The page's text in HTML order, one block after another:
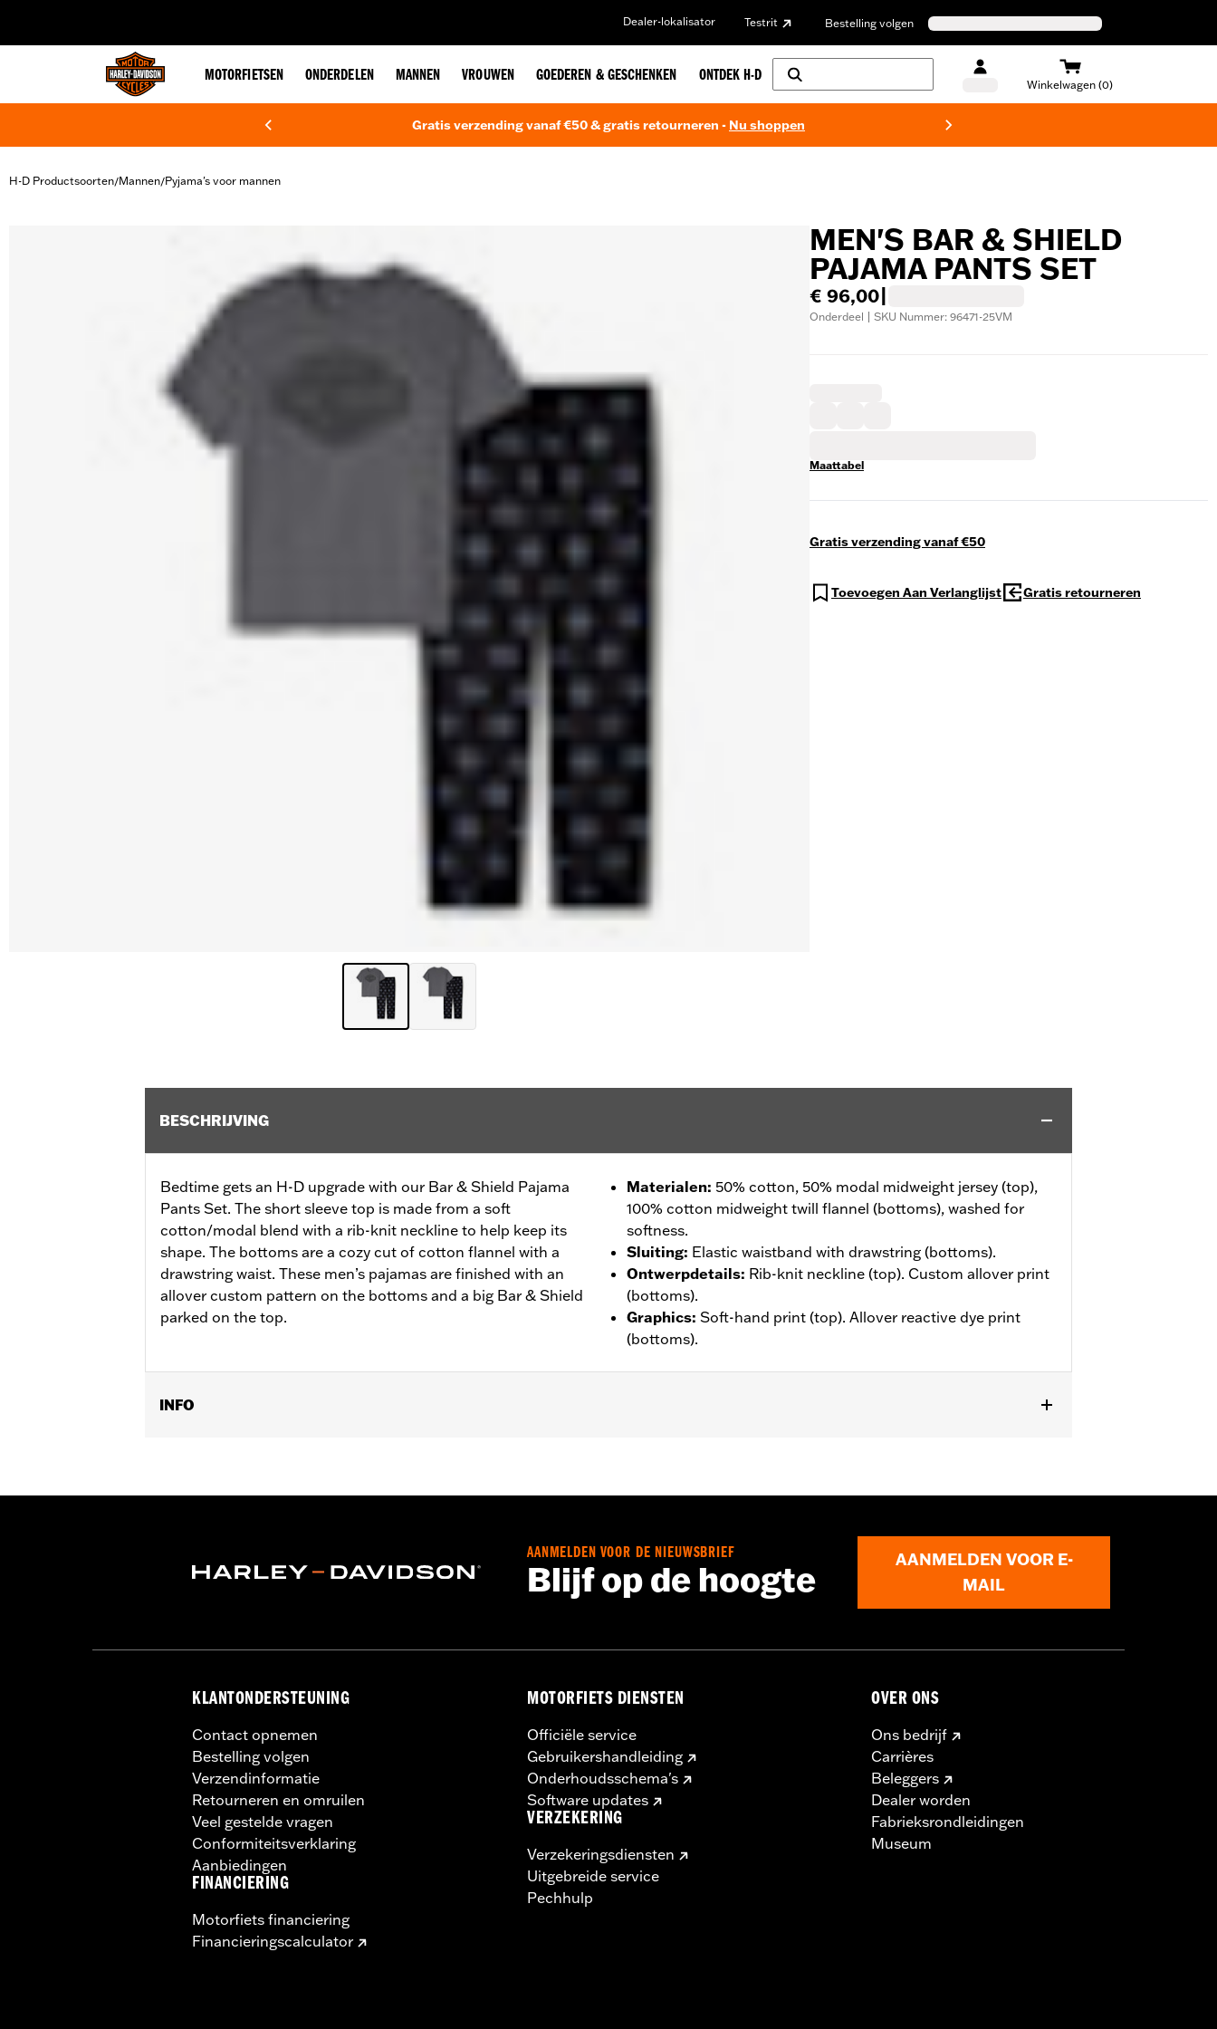
Dealer-lokalisator Testrit Bestelling volgen
MOTORFIETSEN ONDERDELEN MANNEN VROUWEN GOEDEREN & GESCHENKEN ONTDEK H-D
Winkelwagen (0)
Gratis verzending vanaf €50 & gratis retourneren - Nu shoppen
H-D Productsoorten/Mannen/Pyjama's voor mannen
MEN'S BAR & SHIELD
PAJAMA PANTS SET
€ 96,00
Onderdeel | SKU Nummer: 96471-25VM
Maattabel
Gratis verzending vanaf €50
Toevoegen Aan Verlanglijst Gratis retourneren
BESCHRIJVING
Bedtime gets an H-D upgrade with our Bar & Shield Pajama
Pants Set. The short sleeve top is made from a soft
cotton/modal blend with a rib-knit neckline to help keep its
shape. The bottoms are a cozy cut of cotton flannel with a
drawstring waist. These men’s pajamas are finished with an
allover custom pattern on the bottoms and a big Bar & Shield
parked on the top.
Materialen: 50% cotton, 50% modal midweight jersey (top),
100% cotton midweight twill flannel (bottoms), washed for
softness.
Sluiting: Elastic waistband with drawstring (bottoms).
Ontwerpdetails: Rib-knit neckline (top). Custom allover print
(bottoms).
Graphics: Soft-hand print (top). Allover reactive dye print
(bottoms).
INFO
Herkomst:Imported
AANMELDEN VOOR DE NIEUWSBRIEF
Blijf op de hoogte
AANMELDEN VOOR E-
MAIL
KLANTONDERSTEUNING
Contact opnemen
Bestelling volgen
Verzendinformatie
Retourneren en omruilen
Veel gestelde vragen
Conformiteitsverklaring
Aanbiedingen
FINANCIERING
Motorfiets financiering
Financieringscalculator
MOTORFIETS DIENSTEN
Officiële service
Gebruikershandleiding
Onderhoudsschema's
Software updates
VERZEKERING
Verzekeringsdiensten
Uitgebreide service
Pechhulp
OVER ONS
Ons bedrijf
Carrières
Beleggers
Dealer worden
Fabrieksrondleidingen
Museum